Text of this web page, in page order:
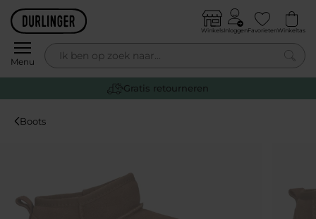
Skip to content
Menu
WinkelsInloggenFavorietenWinkeltas
0
Gratis retourneren
Boots